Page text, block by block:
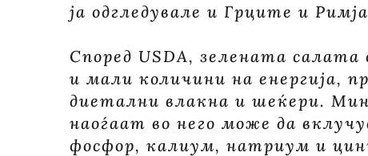
ја одгледувале и Грците и
Според USDA, зелената
и мали количини на енергија,
диетални влакна и шеќери.
наоѓаат во него може да
фосфор, калиум, натриум и